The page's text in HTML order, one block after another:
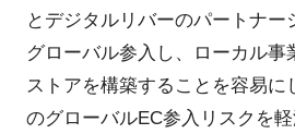
とデジタルリバーのパートナ
グローバル参入し、ローカル事
ストアを構築することを容易に
のグローバルEC参入リスクを